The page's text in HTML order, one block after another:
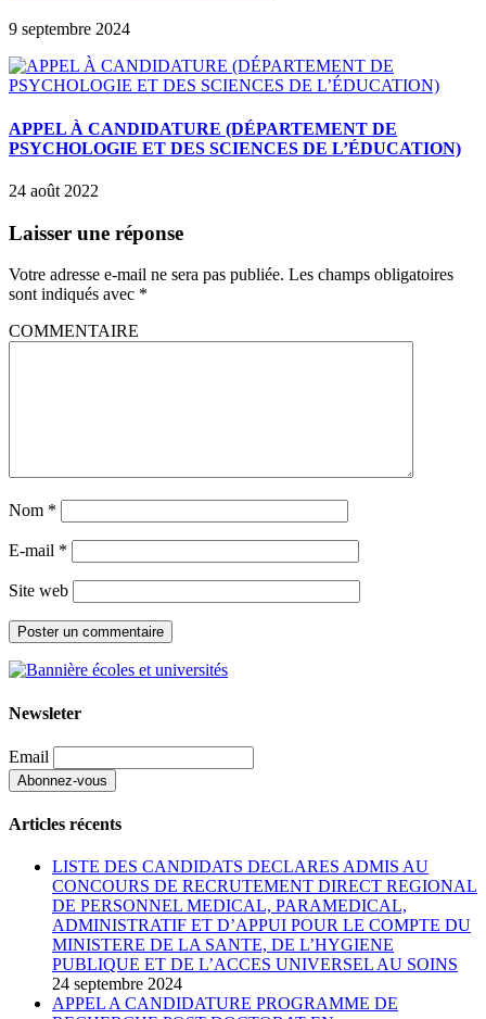
9 septembre 2024
APPEL À CANDIDATURE (DÉPARTEMENT DE
PSYCHOLOGIE ET DES SCIENCES DE L’ÉDUCATION)
24 août 2022
Laisser une réponse
Votre adresse e-mail ne sera pas publiée. Les champs obligatoires
sont indiqués avec *
COMMENTAIRE
Nom *
E-mail *
Site web
Newsleter
Email
Articles récents
LISTE DES CANDIDATS DECLARES ADMIS AU
CONCOURS DE RECRUTEMENT DIRECT REGIONAL
DE PERSONNEL MEDICAL, PARAMEDICAL,
ADMINISTRATIF ET D’APPUI POUR LE COMPTE DU
MINISTERE DE LA SANTE, DE L’HYGIENE
PUBLIQUE ET DE L’ACCES UNIVERSEL AU SOINS
24 septembre 2024
APPEL A CANDIDATURE PROGRAMME DE